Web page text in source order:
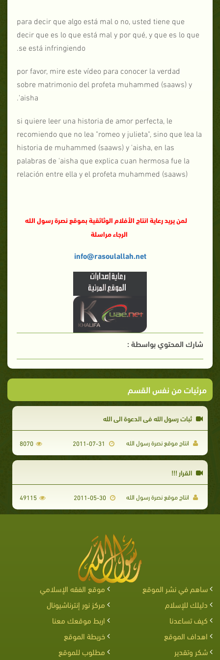
para decir que algo está mal o no, usted tiene que
decir que es lo que está mal y por qué, y que es lo que
se está infringiendo.
por favor, mire este vídeo para conocer la verdad
sobre matrimonio del profeta muhammed (saaws) y
'aisha.
si quiere leer una historia de amor perfecta, le
recomiendo que no lea "romeo y julieta", sino que lea la
historia de muhammed (saaws) y 'aisha, en las
palabras de 'aisha que explica cuan hermosa fue la
relación entre ella y el profeta muhammed (saaws)
لمن يريد رعاية انتاج الأفلام الوثائقية بموقع نصرة رسول الله
الرجاء مراسلة
info@rasoulallah.net
شارك المحتوي بواسطة :
مرئيات من نفس القسم
ثبات رسول الله في الدعوة الي الله
انتاج موقع نصرة رسول الله 8070
القرار !!!
انتاج موقع نصرة رسول الله 2011-05-30
49115
ساهم في نشر الموقع
موقع الفقه الإسلامي
دليلك للإسلام
مركز نور إنترناشيونال
كيف تساعدنا
اربط موقعك معنا
اهداف الموقع
خريطة الموقع
شكر وتقدير
مطلوب للموقع